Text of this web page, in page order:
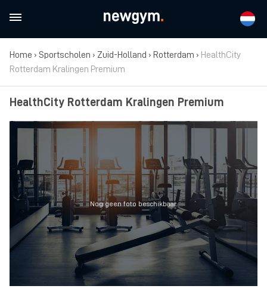
Home › Sportscholen › Zuid-Holland › Rotterdam › HealthCity
Rotterdam Kralingen Premium
HealthCity Rotterdam Kralingen Premium
Nog geen foto beschikbaar.